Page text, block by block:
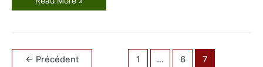
u
← Précédent 1 … 6 7